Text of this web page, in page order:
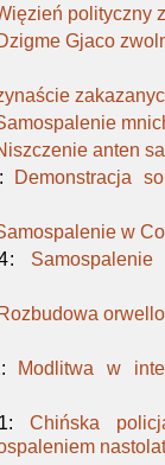
polityczny
Gjaco
anten
: Demonstracja
w
:
: Modlitwa w
: Chińska